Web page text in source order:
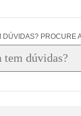
DÚVIDAS? PROCURE